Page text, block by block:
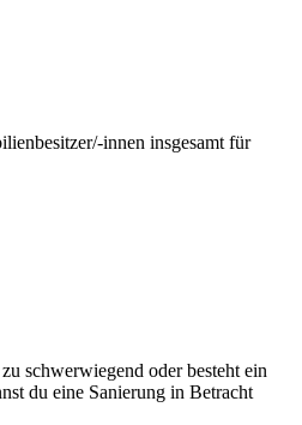
innen insgesamt für
schwerwiegend oder besteht ein
du eine Sanierung in Betracht